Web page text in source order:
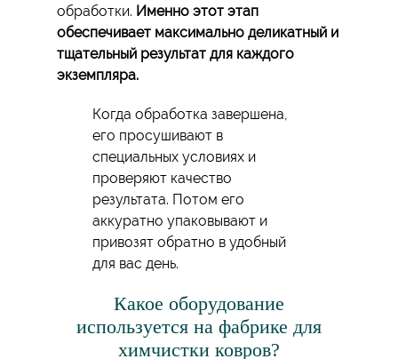
обработки. Именно этот этап
обеспечивает максимально деликатный и
тщательный результат для каждого
экземпляра.
Когда обработка завершена,
его просушивают в
специальных условиях и
проверяют качество
результата. Потом его
аккуратно упаковывают и
привозят обратно в удобный
для вас день.
Какое оборудование
используется на фабрике для
химчистки ковров?